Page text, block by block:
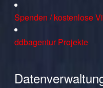
Spenden / kostenlose
ddbagentur Projekte